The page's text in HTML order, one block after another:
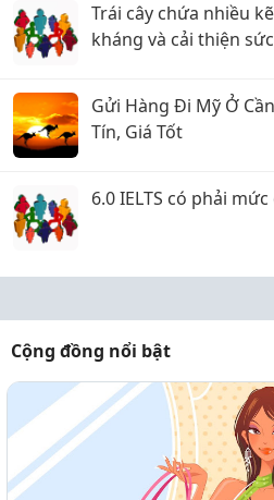
Trái cây chứa nhiều
kháng và cải thiện
Gửi Hàng Đi Mỹ Ở
Tín, Giá Tốt
6.0 IELTS có phải
Cộng đồng nổi bật